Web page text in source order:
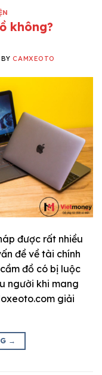
không?
BYCAMXEOTO
được rất nhiều
đề về tài chính
đồ có bị luộc
người khi mang
giải
→